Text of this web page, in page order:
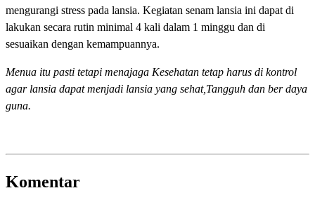
mengurangi stress pada lansia. Kegiatan senam lansia ini dapat di
lakukan secara rutin minimal 4 kali dalam 1 minggu dan di
sesuaikan dengan kemampuannya.
Menua itu pasti tetapi menajaga Kesehatan tetap harus di kontrol
agar lansia dapat menjadi lansia yang sehat,Tangguh dan ber daya
guna.
Komentar